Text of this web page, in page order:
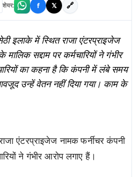
शेयर: f 𝕏 🔗
इलाके में स्थित राजा एंटरप्राइजेज
सद्दाम पर कर्मचारियों ने गंभीर
का कहना है कि कंपनी में लंबे समय
उन्हें वेतन नहीं दिया गया। काम के
एंटरप्राइजेज नामक फर्नीचर कंपनी
ने गंभीर आरोप लगाए हैं।